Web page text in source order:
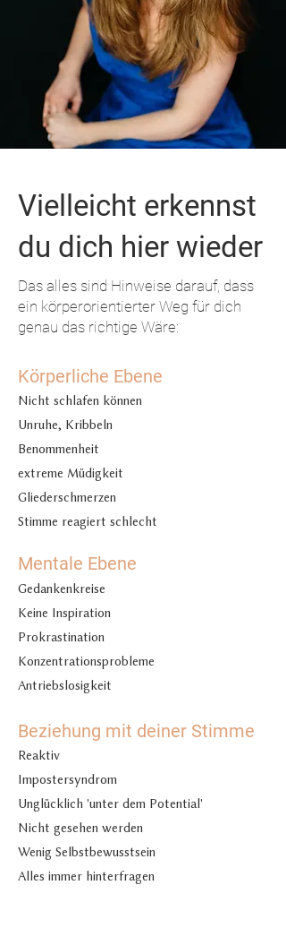
Vielleicht erkennst
du dich hier wieder
Das alles sind Hinweise darauf, dass
ein körperorientierter Weg für dich
genau das richtige Wäre:
Körperliche Ebene
Nicht schlafen können
Unruhe, Kribbeln
Benommenheit
extreme Müdigkeit
Gliederschmerzen
Stimme reagiert schlecht
Mentale Ebene
Gedankenkreise
Keine Inspiration
Prokrastination
Konzentrationsprobleme
​Antriebslosigkeit
Beziehung mit deiner Stimme
Reaktiv
Impostersyndrom
Unglücklich 'unter dem Potential'
Nicht gesehen werden
Wenig Selbstbewusstsein
Alles immer hinterfragen